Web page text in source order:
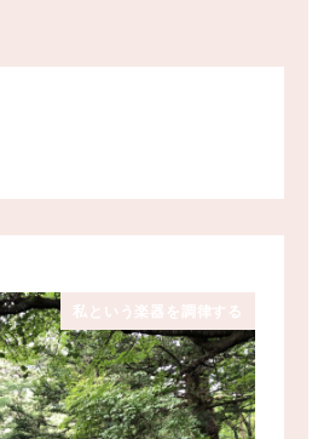
私という楽器を調律する